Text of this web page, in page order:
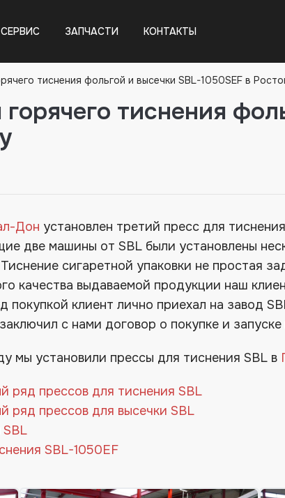
СЕРВИС ЗАПЧАСТИ КОНТАКТЫ
тиснения фольгой и высечки SBL-1050SEF в
тиснения
Дон установлен третий пресс для
две машины от SBL были установлены
сигаретной упаковки не простая
качества выдаваемой продукции наш
покупкой клиент лично приехал на завод
с нами договор о покупке и
мы установили прессы для тиснения SBL в
ряд прессов для тиснения SBL
ряд прессов для высечки SBL
SBL-1050EF